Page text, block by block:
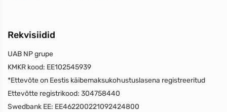
Rekvisiidid
UAB NP grupe
KMKR kood: EE102545939
*Ettevõte on Eestis käibemaksukohustuslasena registreeritud
Ettevõtte registrikood: 304758440
Swedbank EE: EE462200221092424800